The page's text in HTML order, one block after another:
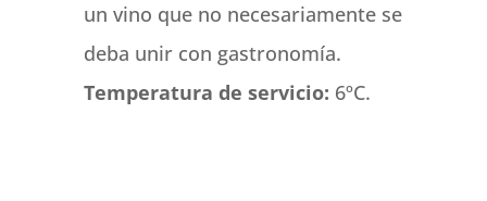
un vino que no necesariamente se
deba unir con gastronomía.
Temperatura de servicio: 6ºC.